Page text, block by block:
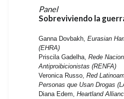
Panel
Sobreviviendo la
Ganna Dovbakh, Eurasian
(EHRA)
Priscila Gadelha, Rede
Antiproibicionistas (RENFA)
Veronica Russo, Red
Personas que Usan Drogas
Diana Edem, Heartland